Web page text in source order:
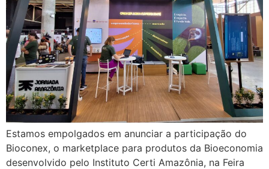
Estamos empolgados em anunciar a participação do
Bioconex, o marketplace para produtos da Bioeconomia
desenvolvido pelo Instituto Certi Amazônia, na Feira